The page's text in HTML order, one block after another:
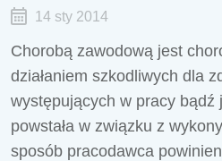
14 sty 2014
Chorobą zawodową jest
działaniem szkodliwych dla
występujących w pracy bądź
powstała w związku z
sposób pracodawca